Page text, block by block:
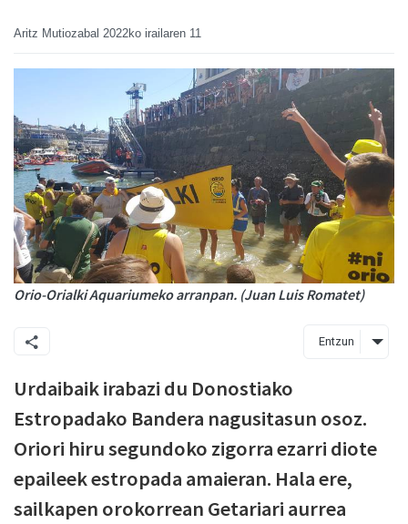
Aritz Mutiozabal 2022ko irailaren 11
Orio-Orialki Aquariumeko arranpan. (Juan Luis Romatet)
Entzun
Urdaibaik irabazi du Donostiako
Estropadako Bandera nagusitasun osoz.
Oriori hiru segundoko zigorra ezarri diote
epaileek estropada amaieran. Hala ere,
sailkapen orokorrean Getariari aurrea